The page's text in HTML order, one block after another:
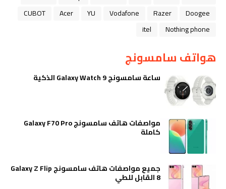
Doogee
Razer
Vodafone
YU
Acer
CUBOT
Nothing phone
itel
هواتف سامسونج
ساعة سامسونج Galaxy Watch 9 الذكية
مواصفات هاتف سامسونج Galaxy F70 Pro
كاملة
جميع مواصفات هاتف سامسونج Galaxy Z Flip
8 القابل للطي